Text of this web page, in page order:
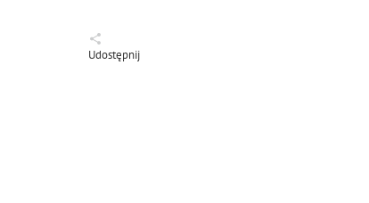
Udostępnij